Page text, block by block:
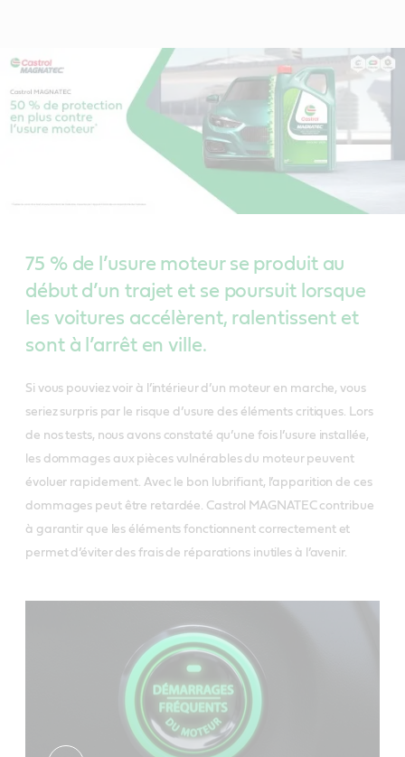
75 % de l’usure moteur se produit au
début d’un trajet et se poursuit lorsque
les voitures accélèrent, ralentissent et
sont à l’arrêt en ville.
Si vous pouviez voir à l’intérieur d’un moteur en marche, vous
seriez surpris par le risque d’usure des éléments critiques. Lors
de nos tests, nous avons constaté qu’une fois l’usure installée,
les dommages aux pièces vulnérables du moteur peuvent
évoluer rapidement. Avec le bon lubrifiant, l’apparition de ces
dommages peut être retardée. Castrol MAGNATEC contribue
à garantir que les éléments fonctionnent correctement et
permet d’éviter des frais de réparations inutiles à l’avenir.